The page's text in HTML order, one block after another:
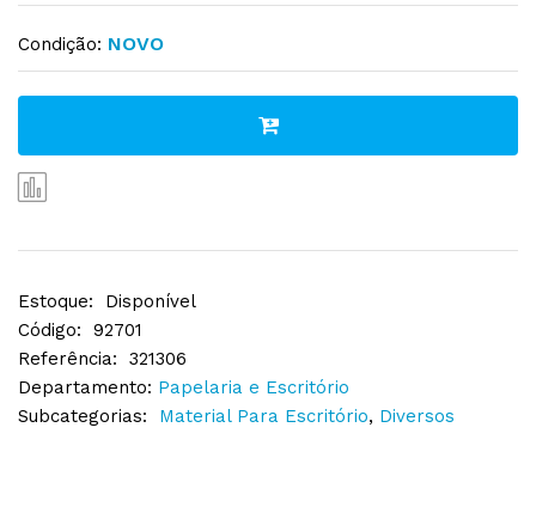
Condição: NOVO
Estoque:
Disponível
Código:
92701
Referência:
321306
Departamento: Papelaria e Escritório
Subcategorias:
Material Para Escritório, Diversos